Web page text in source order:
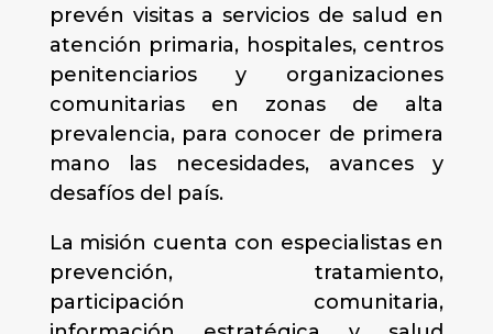
prevén visitas a servicios de salud en
atención primaria, hospitales, centros
penitenciarios y organizaciones
comunitarias en zonas de alta
prevalencia, para conocer de primera
mano las necesidades, avances y
desafíos del país.
La misión cuenta con especialistas en
prevención, tratamiento,
participación comunitaria,